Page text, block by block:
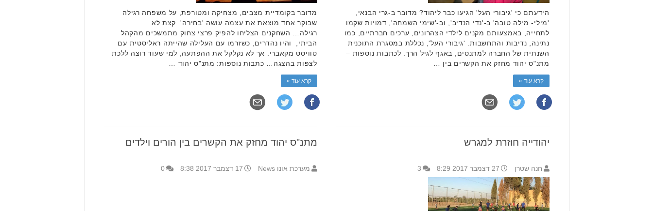
הידעתם כי 'גיבורי העל' הגיעו כבר ליהוד? מדובר ב-גרי הבנאי,
'מילי- מילה טובה' ב-'נדי הנדיב', וב-'שימי השמחה', דמויות שקמו
לתחייה, באמצעותם מקנים לילדי הצהרונים, ערכים חברתיים, כמו
נתינה, נדיבות והתחשבות. 'גיבורי העל', נכללת במסגרת התוכנית
השנתית של החברה למתנסים, באגף לגיל הרך. לכתבות נוספות –
מתנ"ס יהוד מחזק את הקשרים בין …
קרא עוד »
מדובר בקומדיית מצבים, מצחיקה ומטורפת, על משפחה רגילה
שבוקר אחד מוצאת את עצמה עושה 'בחירה' קצת לא
רגילה… השחקנים הצליחו להפיק פרצי צחוק מתמשכים מהקהל
הביתי, והיו נהדרים, כשזרמו עם העלילה שהייתה ראליסטית עם
טוויסט מקאברי. אך לא נקלקל את ההפתעה, למי שעוד רוצה ללכת
לצפות בהצגה… כתבות נוספות: מתנ"ס יהוד …
קרא עוד »
יהודייה חוזרת למגרש
חנה שטרן 27 דצמבר 2017 8:29 3
מתנ"ס יהוד מחזק את הקשרים בין הורים וילדים
מערכת אונו News 17 דצמבר 2017 8:38 0